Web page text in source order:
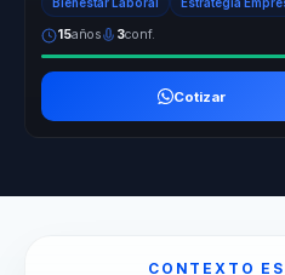
Bienestar Laboral Estrategia
15años 3conf.
Cotizar
CONTEXTO